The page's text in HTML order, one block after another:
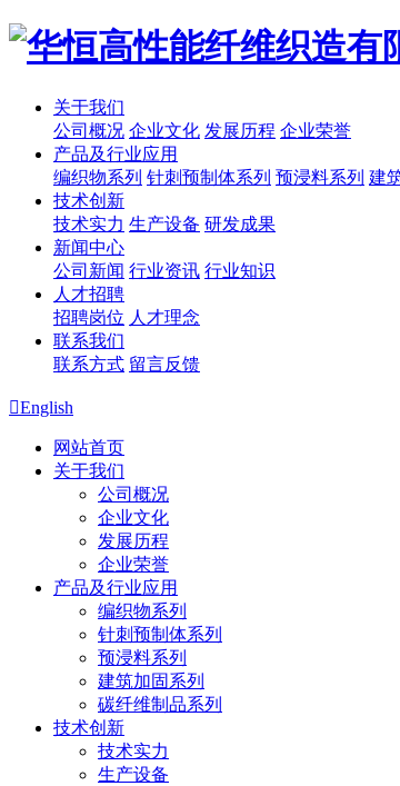
关于我们
公司概况 企业文化 发展历程 企业荣誉
产品及行业应用
编织物系列 针刺预制体系列 预浸料系列 建
技术创新
技术实力 生产设备 研发成果
新闻中心
公司新闻 行业资讯 行业知识
人才招聘
招聘岗位 人才理念
联系我们
联系方式 留言反馈
English
网站首页
关于我们
公司概况
企业文化
发展历程
企业荣誉
产品及行业应用
编织物系列
针刺预制体系列
预浸料系列
建筑加固系列
碳纤维制品系列
技术创新
技术实力
生产设备